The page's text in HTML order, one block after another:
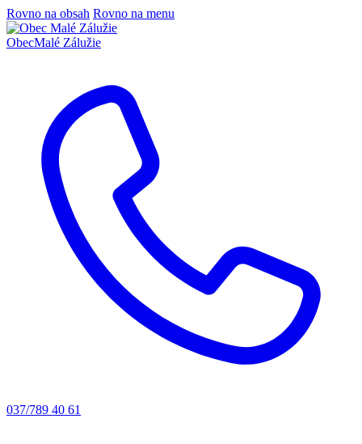
Rovno na obsah Rovno na menu
ObecMalé Zálužie
037/789 40 61